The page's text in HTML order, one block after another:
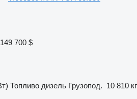
700 $
Топливо дизель Грузопод. 10 810 кг